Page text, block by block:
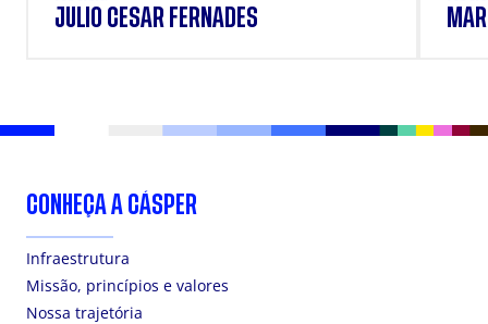
JULIO CESAR FERNADES
CONHEÇA A CÁSPER
Infraestrutura
Missão, princípios e valores
Nossa trajetória